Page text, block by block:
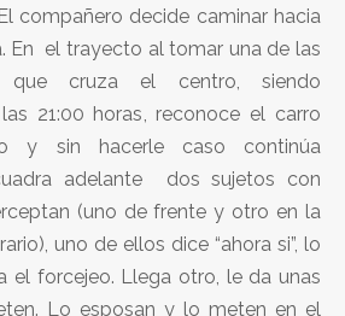
compañero decide caminar hacia
En el trayecto al tomar una de las
que cruza el centro, siendo
21:00 horas, reconoce el carro
y sin hacerle caso continúa
adelante dos sujetos con
(uno de frente y otro en la
uno de ellos dice “ahora si”, lo
el forcejeo. Llega otro, le da unas
Lo esposan y lo meten en el